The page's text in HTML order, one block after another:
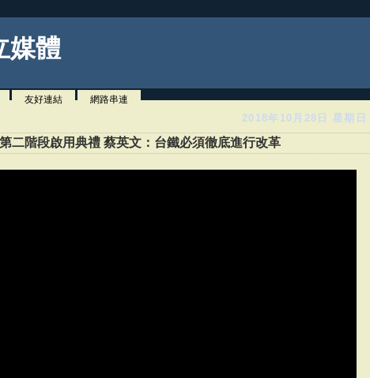
媒體
友好連結 網路串連
2018年10月28日 星期日
二階段啟用典禮 蔡英文：台鐵必須徹底進行改革